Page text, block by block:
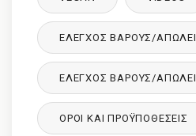
ΈΛΕΓΧΟΣ ΒΆΡΟΥΣ/
ΈΛΕΓΧΟΣ ΒΆΡΟΥΣ/
ΌΡΟΙ ΚΑΙ ΠΡΟΫΠΟΘΈΣΕΙΣ